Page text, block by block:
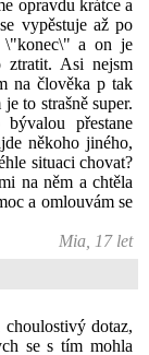
opravdu krátce a
vypěstuje až po
\"konec\" a on je
ztratit. Asi nejsm
na člověka p tak
to strašně super.
přestane
někoho jiného,
situaci chovat?
na něm a chtěla
a omlouvám se
Mia, 17 let
dotaz,
se s tím mohla